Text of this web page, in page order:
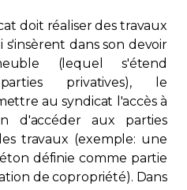
doit réaliser des travaux
dans son devoir
(lequel s'étend
privatives), le
au syndicat l'accès à
d'accéder aux parties
travaux (exemple: une
définie comme partie
de copropriété). Dans